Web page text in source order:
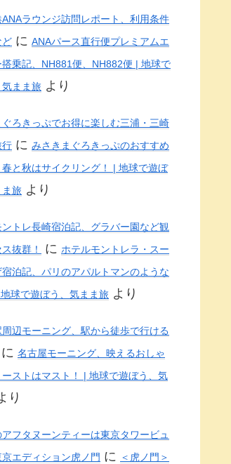
ANAラウンジ訪問レポート、利用条件
ど に ANAパース直行便プレミアムエ
搭乗記、NH881便、NH882便 | 地球で
まま旅 より
ろきっぷでお得に楽しむ三浦・三崎
行 に みさきまぐろきっぷのおすすめ
春と秋はサイクリング！ | 地球で遊ぼ
ま旅 より
トレ長崎宿泊記、グラバー園など観
抜群！
に ホテルモントレラ・スー
宿泊記、パリのアパルトマンのような
球で遊ぼう、気まま旅 より
辺モーニング、駅から徒歩で行ける
に 名古屋モーニング、映えるおしゃ
ストはマスト！ | 地球で遊ぼう、気
り
アフタヌーンティーは東京タワービュ
エディション虎ノ門 に
＜虎ノ門＞